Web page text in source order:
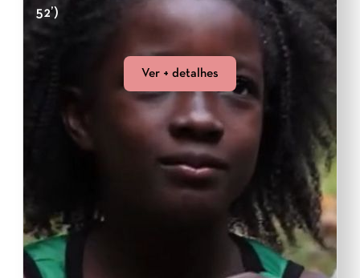
52’)
Ver + detalhes